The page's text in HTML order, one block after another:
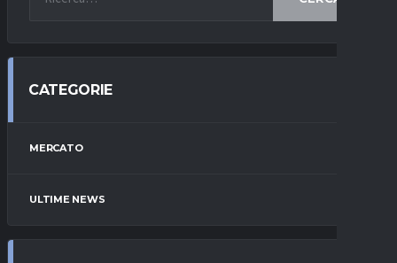
CATEGORIE
MERCATO
ULTIME NEWS